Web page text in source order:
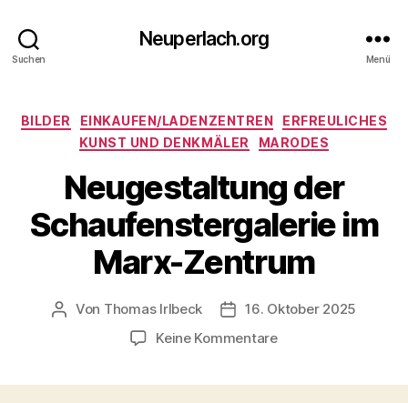
Suchen
Neuperlach.org
Menü
Kategorien
BILDER EINKAUFEN/LADENZENTREN
ERFREULICHES
KUNST UND DENKMÄLER
MARODES
Neugestaltung der
Schaufenstergalerie im
Marx-Zentrum
Beitragsautor
Von Thomas Irlbeck Veröffentlichungsdatum
16. Oktober 2025
Keine Kommentarezu